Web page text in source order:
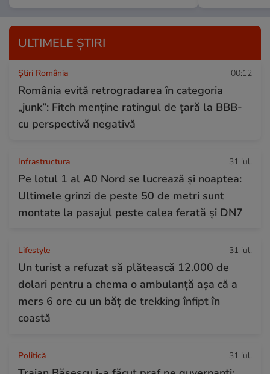
ULTIMELE ȘTIRI
Știri România 00:12
România evită retrogradarea în categoria
„junk”: Fitch menține ratingul de țară la BBB-
cu perspectivă negativă
Infrastructura 31 iul.
Pe lotul 1 al A0 Nord se lucrează și noaptea:
Ultimele grinzi de peste 50 de metri sunt
montate la pasajul peste calea ferată și DN7
Lifestyle 31 iul.
Un turist a refuzat să plătească 12.000 de
dolari pentru a chema o ambulanță așa că a
mers 6 ore cu un băț de trekking înfipt în
coastă
Politică 31 iul.